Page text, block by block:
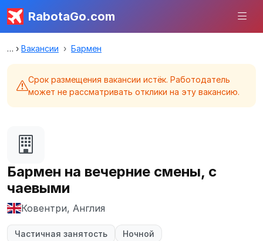
RabotaGo.com
Вакансии Бармен
Срок размещения вакансии истёк. Работодатель
может не рассматривать отклики на эту вакансию.
Бармен на вечерние смены, с
чаевыми
Ковентри, Англия
Частичная занятость Ночной